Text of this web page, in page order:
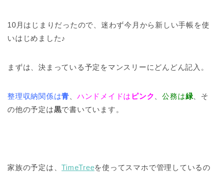
10月はじまりだったので、迷わず今月から新しい手帳を使
いはじめました♪
まずは、決まっている予定をマンスリーにどんどん記入。
整理収納関係は青 ハンドメイドは ピンク 、公務は緑 、そ
の他の予定は黒で書いています。
家族の予定は、TimeTreeを使ってスマホで管理しているの